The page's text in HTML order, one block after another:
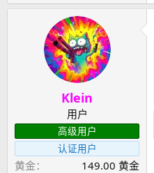
Klein
用户
高级用户
认证用户
黄金 149.00 黄金